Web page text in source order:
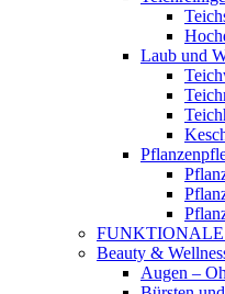
Laub und
FUNKTIONALE
Beauty &
Augen –